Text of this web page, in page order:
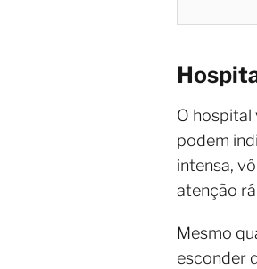
O
podem
intensa,
atenção
Mesmo
esconder